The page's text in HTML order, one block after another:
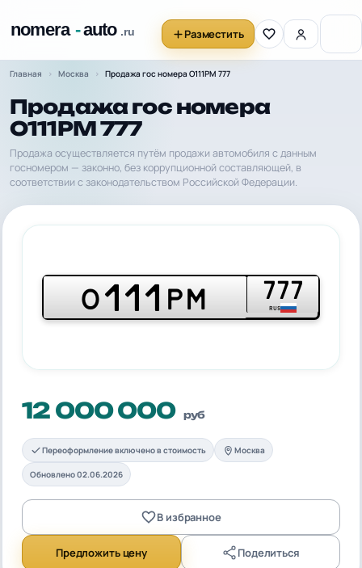
Разместить
Главная Москва Продажа гос номера О111РМ 777
Продажа гос номера
О111РМ 777
Продажа осуществляется путём продажи автомобиля с данным
госномером — законно, без коррупционной составляющей, в
соответствии с законодательством Российской Федерации.
О111РМ 777
RUS
12 000 000 руб
Переоформление включено в стоимость Москва
Обновлено 02.06.2026
В избранное
Предложить цену Поделиться